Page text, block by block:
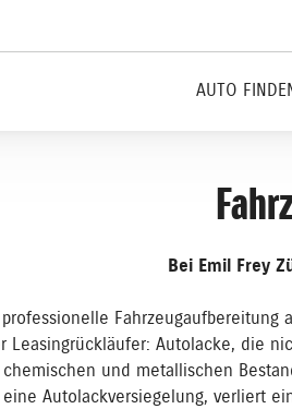
AUTO
Bei Emil Frey
Leasingrückläufer: Autolacke, die
und metallischen
Autolackversiegelung, verliert